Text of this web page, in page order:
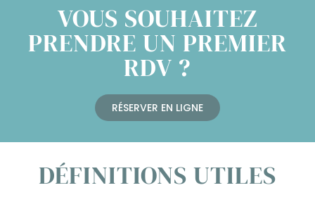
VOUS SOUHAITEZ
PRENDRE UN PREMIER
RDV ?
RÉSERVER EN LIGNE
DÉFINITIONS UTILES